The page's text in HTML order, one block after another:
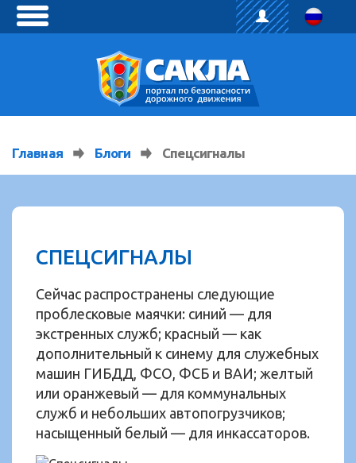
toggle
Главная Блоги Спецсигналы
СПЕЦСИГНАЛЫ
Сейчас распространены следующие
проблесковые маячки: синий — для
экстренных служб; красный — как
дополнительный к синему для служебных
машин ГИБДД, ФСО, ФСБ и ВАИ; желтый
или оранжевый — для коммунальных
служб и небольших автопогрузчиков;
насыщенный белый — для инкассаторов.